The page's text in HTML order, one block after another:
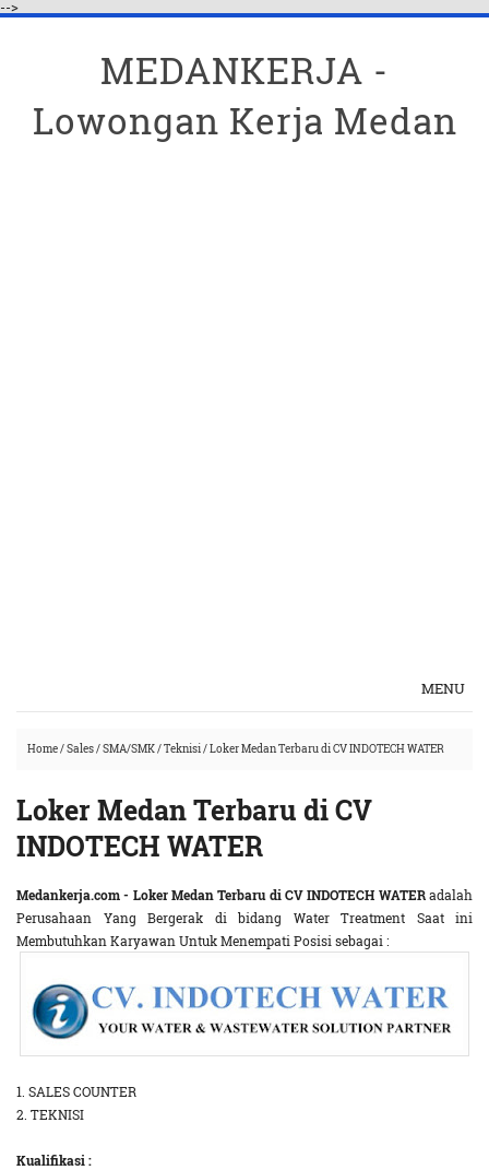
-->
MEDANKERJA -
Lowongan Kerja Medan
MENU
Home/Sales/SMA/SMK/Teknisi/Loker Medan Terbaru di CV INDOTECH WATER
Loker Medan Terbaru di CV
INDOTECH WATER
Medankerja.com - Loker Medan Terbaru di CV INDOTECH WATERadalah
Perusahaan Yang Bergerak di bidang Water Treatment Saat ini
Membutuhkan Karyawan Untuk Menempati Posisi sebagai :
1. SALES COUNTER
2. TEKNISI
Kualifikasi :